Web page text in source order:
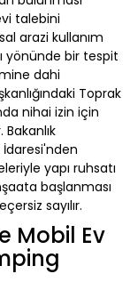
talebini
arazi kullanım
yönünde bir tespit
dahi
Toprak
nihai izin için
Bakanlık
yapı ruhsatı
başlanması
sayılır.
Mobil Ev